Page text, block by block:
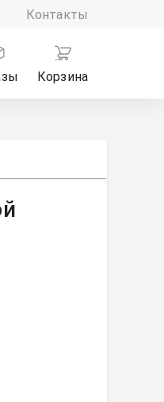
Контакты
Корзина